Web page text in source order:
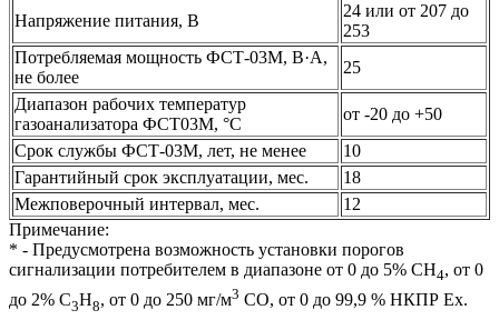
Напряжение питания, В
24 или от 207 до
253
Потребляемая мощность ФСТ-03М, В·А,
не более
25
Диапазон рабочих температур
газоанализатора ФСТ03М, °C
от -20 до +50
Срок службы ФСТ-03М, лет, не менее
10
Гарантийный срок эксплуатации, мес.
18
Межповерочный интервал, мес.
12
Примечание:
* - Предусмотрена возможность установки порогов
сигнализации потребителем в диапазоне от 0 до 5% СН4, от 0
до 2% С3Н8, от 0 до 250 мг/м3 СО, от 0 до 99,9 % НКПР Ех.